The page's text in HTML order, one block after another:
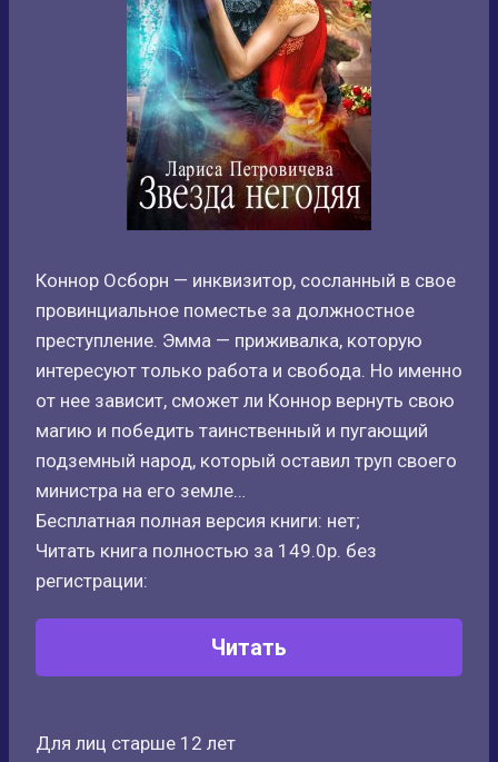
Коннор Осборн — инквизитор, сосланный в свое
провинциальное поместье за должностное
преступление. Эмма — приживалка, которую
интересуют только работа и свобода. Но именно
от нее зависит, сможет ли Коннор вернуть свою
магию и победить таинственный и пугающий
подземный народ, который оставил труп своего
министра на его земле…
Бесплатная полная версия книги: нет;
Читать книга полностью за 149.0р. без
регистрации:
Читать
Для лиц старше 12 лет